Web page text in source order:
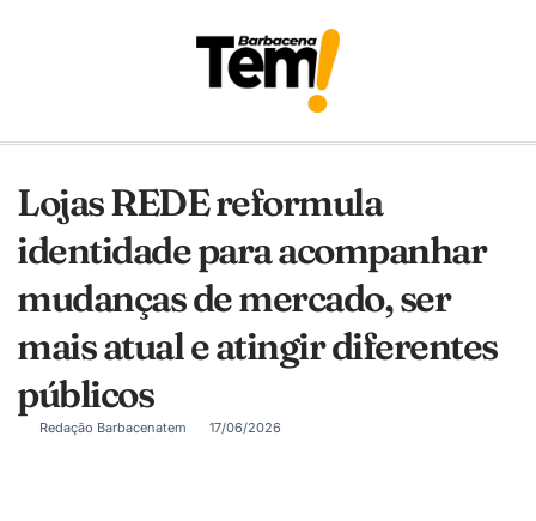
Lojas REDE reformula
identidade para acompanhar
mudanças de mercado, ser
mais atual e atingir diferentes
públicos
Redação Barbacenatem 17/06/2026